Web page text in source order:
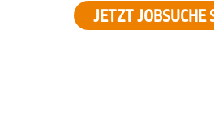
JETZT JOBSUCHE